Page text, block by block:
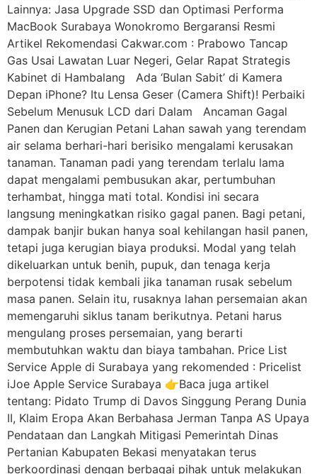
Lainnya: Jasa Upgrade SSD dan Optimasi Performa
MacBook Surabaya Wonokromo Bergaransi Resmi
Artikel Rekomendasi Cakwar.com : Prabowo Tancap
Gas Usai Lawatan Luar Negeri, Gelar Rapat Strategis
Kabinet di Hambalang Ada ‘Bulan Sabit’ di Kamera
Depan iPhone? Itu Lensa Geser (Camera Shift)! Perbaiki
Sebelum Menusuk LCD dari Dalam Ancaman Gagal
Panen dan Kerugian Petani Lahan sawah yang terendam
air selama berhari-hari berisiko mengalami kerusakan
tanaman. Tanaman padi yang terendam terlalu lama
dapat mengalami pembusukan akar, pertumbuhan
terhambat, hingga mati total. Kondisi ini secara
langsung meningkatkan risiko gagal panen. Bagi petani,
dampak banjir bukan hanya soal kehilangan hasil panen,
tetapi juga kerugian biaya produksi. Modal yang telah
dikeluarkan untuk benih, pupuk, dan tenaga kerja
berpotensi tidak kembali jika tanaman rusak sebelum
masa panen. Selain itu, rusaknya lahan persemaian akan
memengaruhi siklus tanam berikutnya. Petani harus
mengulang proses persemaian, yang berarti
membutuhkan waktu dan biaya tambahan. Price List
Service Apple di Surabaya yang rekomended : Pricelist
iJoe Apple Service Surabaya 👉Baca juga artikel
tentang: Pidato Trump di Davos Singgung Perang Dunia
II, Klaim Eropa Akan Berbahasa Jerman Tanpa AS Upaya
Pendataan dan Langkah Mitigasi Pemerintah Dinas
Pertanian Kabupaten Bekasi menyatakan terus
berkoordinasi dengan berbagai pihak untuk melakukan